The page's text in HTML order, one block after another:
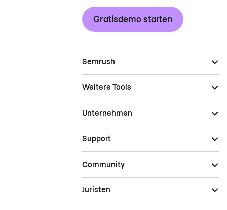
Gratisdemo starten
Semrush
Weitere Tools
Unternehmen
Support
Community
Juristen